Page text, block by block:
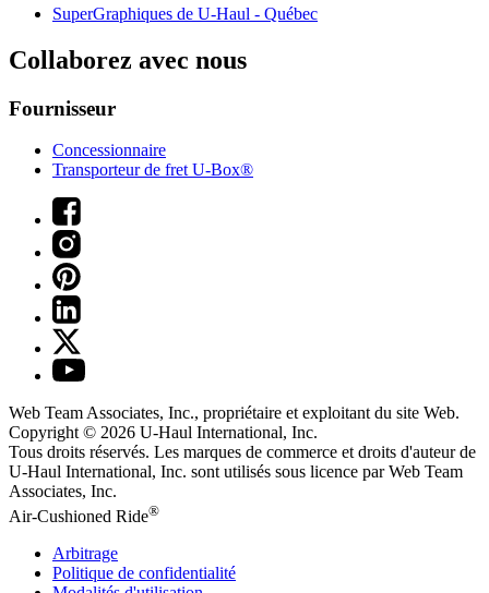
SuperGraphiques de U-Haul - Québec
Collaborez avec nous
Fournisseur
Concessionnaire
Transporteur de fret U-Box®
Web Team Associates, Inc., propriétaire et exploitant du site Web.
Copyright © 2026 U-Haul International, Inc.
Tous droits réservés. Les marques de commerce et droits d'auteur de
U-Haul International, Inc. sont utilisés sous licence par Web Team
Associates, Inc.
Air-Cushioned Ride®
Arbitrage
Politique de confidentialité